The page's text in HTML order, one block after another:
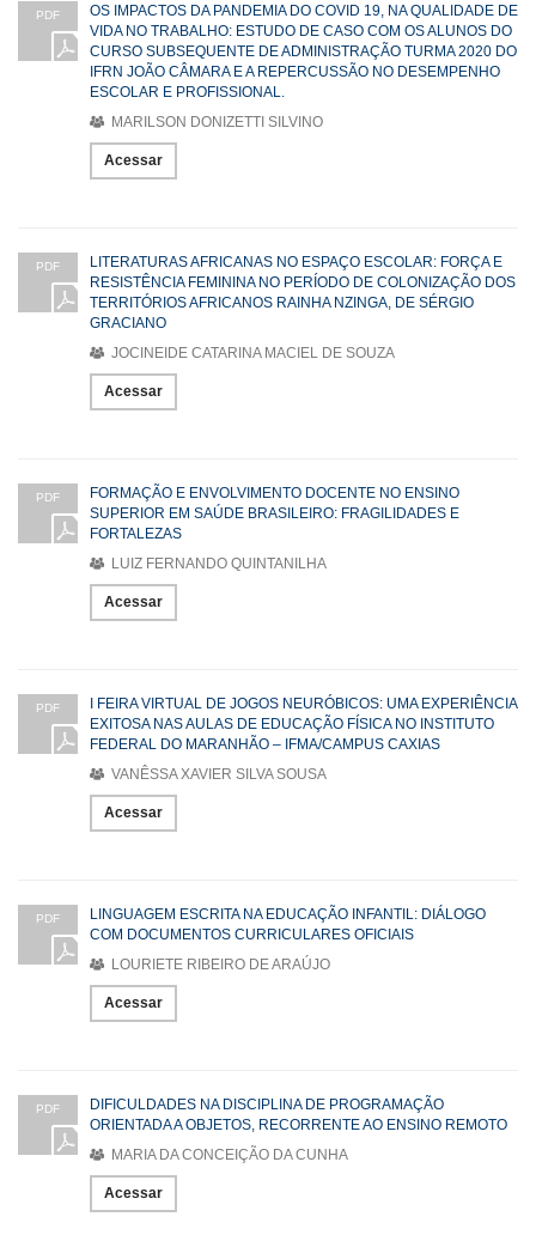
PDF
OS IMPACTOS DA PANDEMIA DO COVID 19, NA QUALIDADE DE
VIDA NO TRABALHO: ESTUDO DE CASO COM OS ALUNOS DO
CURSO SUBSEQUENTE DE ADMINISTRAÇÃO TURMA 2020 DO
IFRN JOÃO CÂMARA E A REPERCUSSÃO NO DESEMPENHO
ESCOLAR E PROFISSIONAL.
MARILSON DONIZETTI SILVINO
Acessar
PDF
LITERATURAS AFRICANAS NO ESPAÇO ESCOLAR: FORÇA E
RESISTÊNCIA FEMININA NO PERÍODO DE COLONIZAÇÃO DOS
TERRITÓRIOS AFRICANOS RAINHA NZINGA, DE SÉRGIO
GRACIANO
JOCINEIDE CATARINA MACIEL DE SOUZA
Acessar
PDF
FORMAÇÃO E ENVOLVIMENTO DOCENTE NO ENSINO
SUPERIOR EM SAÚDE BRASILEIRO: FRAGILIDADES E
FORTALEZAS
LUIZ FERNANDO QUINTANILHA
Acessar
PDF
I FEIRA VIRTUAL DE JOGOS NEURÓBICOS: UMA EXPERIÊNCIA
EXITOSA NAS AULAS DE EDUCAÇÃO FÍSICA NO INSTITUTO
FEDERAL DO MARANHÃO – IFMA/CAMPUS CAXIAS
VANÊSSA XAVIER SILVA SOUSA
Acessar
PDF
LINGUAGEM ESCRITA NA EDUCAÇÃO INFANTIL: DIÁLOGO
COM DOCUMENTOS CURRICULARES OFICIAIS
LOURIETE RIBEIRO DE ARAÚJO
Acessar
PDF
DIFICULDADES NA DISCIPLINA DE PROGRAMAÇÃO
ORIENTADA A OBJETOS, RECORRENTE AO ENSINO REMOTO
MARIA DA CONCEIÇÃO DA CUNHA
Acessar